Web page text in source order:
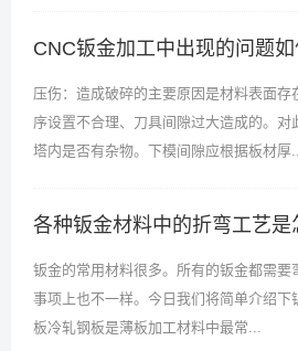
CNC钣金加工中出现的问题如
压伤：造成破碎的主要原因是材料表面
序设置不合理、刀具间隙过大造成的。
塔内是否有杂物。下模间隙应根据板材厚...
各种钣金材料中的折弯工艺是
钣金的常用材料很多。所有的钣金都需
事项上也不一样。今日我们将简单介绍
板冷轧钢板是薄板加工材料中最常...